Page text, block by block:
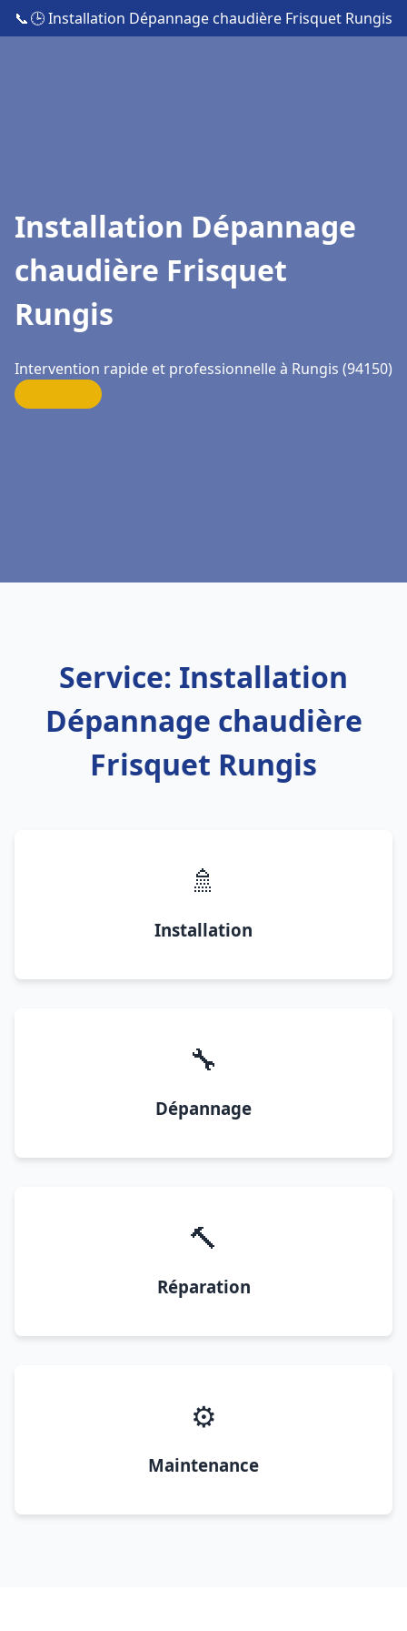
📞🕒 Installation Dépannage chaudière Frisquet Rungis
Installation Dépannage
chaudière Frisquet
Rungis
Intervention rapide et professionnelle à Rungis (94150)
Service: Installation
Dépannage chaudière
Frisquet Rungis
🚿
Installation
🔧
Dépannage
🔨
Réparation
⚙️
Maintenance